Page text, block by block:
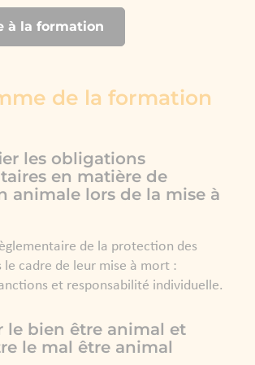
à la formation
de la formation
les obligations
en matière de
animale lors de la mise à
de la protection des
le cadre de leur mise à mort :
et responsabilité individuelle.
le bien être animal et
le mal être animal